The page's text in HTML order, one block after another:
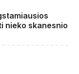
nieko skanesnio